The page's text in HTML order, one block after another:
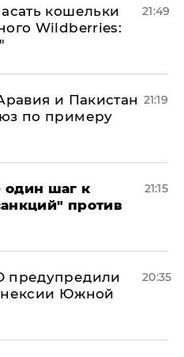
кошельки
Wildberries:
21:49
и Пакистан
по примеру
21:19
шаг к
против
21:15
предупредили
Южной
20:35